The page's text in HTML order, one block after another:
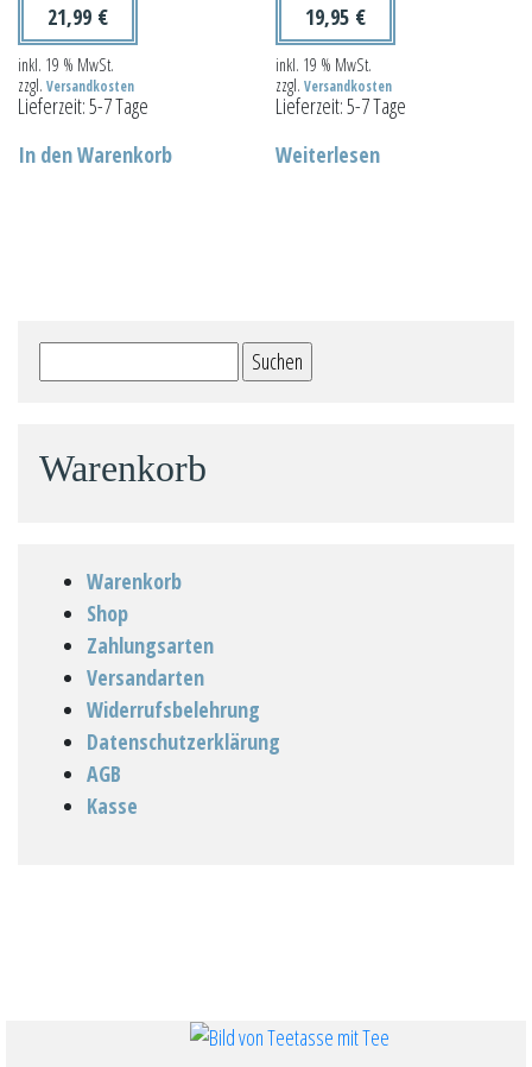
21,99 €
inkl. 19 % MwSt.
zzgl. Versandkosten
Lieferzeit:5-7 Tage
In den Warenkorb
19,95 €
inkl. 19 % MwSt.
zzgl.Versandkosten
Lieferzeit:5-7 Tage
Weiterlesen
nach:
Warenkorb
Warenkorb
Shop
Zahlungsarten
Versandarten
Widerrufsbelehrung
Datenschutzerklärung
AGB
Kasse